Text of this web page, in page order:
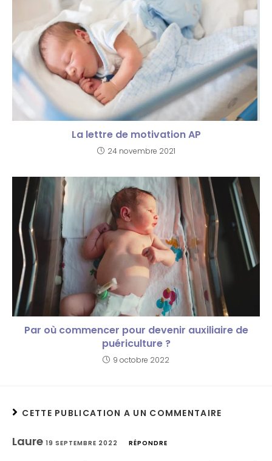
La lettre de motivation AP
24 novembre 2021
Par où commencer pour devenir auxiliaire de
puériculture ?
9 octobre 2022
CETTE PUBLICATION A UN COMMENTAIRE
Laure 19 SEPTEMBRE 2022 RÉPONDRE